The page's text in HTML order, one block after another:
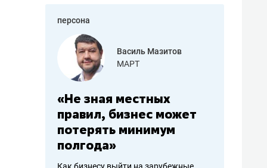
персона
работа
Василь Мазитов
МАРТ
«Не зная местных
правил, бизнес может
потерять минимум
полгода»